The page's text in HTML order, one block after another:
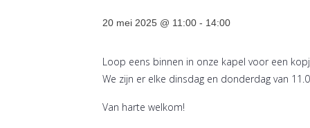
20 mei 2025 @ 11:00 - 14:00
Loop eens binnen in onze kapel voor een
We zijn er elke dinsdag en donderdag van
Van harte welkom!